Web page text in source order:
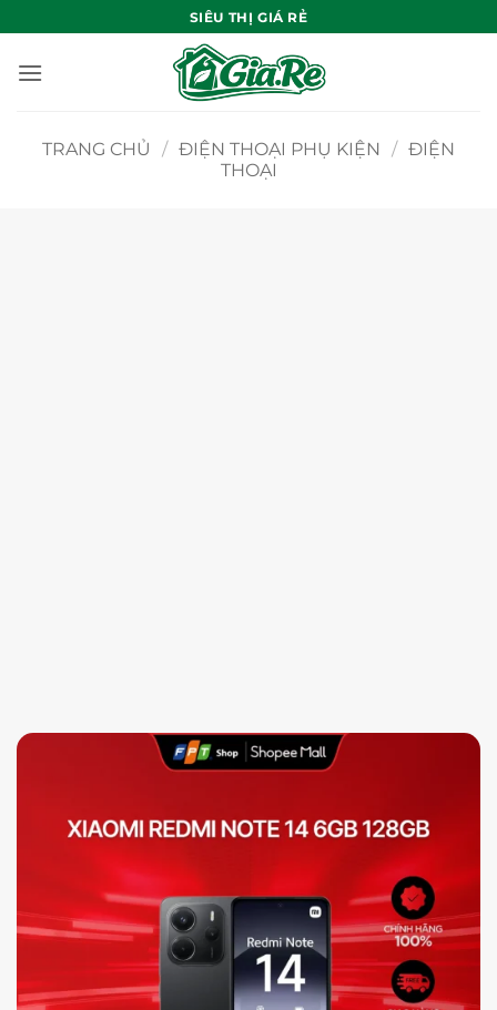
qua
nội
SIÊU THỊ GIÁ RẺ
TRANG CHỦ / ĐIỆN THOẠI PHỤ KIỆN / ĐIỆN
THOẠI